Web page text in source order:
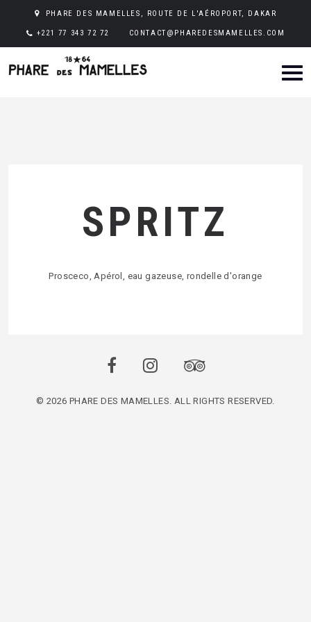
PHARE DES MAMELLES, ROUTE DE L'AÉROPORT, DAKAR
+221 77 343 72 72 CONTACT@PHAREDESMAMELLES.COM
SPRITZ
Prosceco, Apérol, eau gazeuse, rondelle d'orange
© 2026 PHARE DES MAMELLES. ALL RIGHTS RESERVED.